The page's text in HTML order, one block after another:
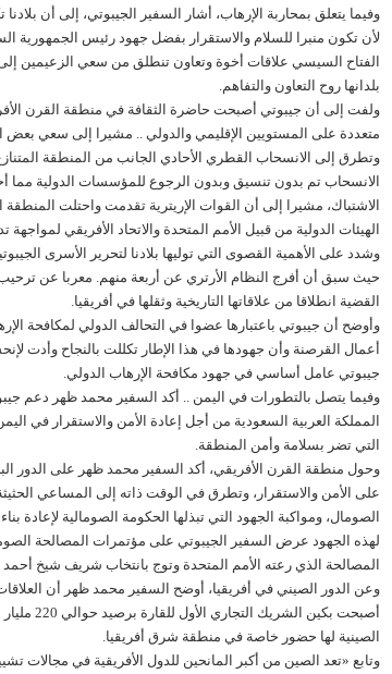
وفيما يتعلق بمحاربة الإرهاب، أشار السفير الجيبوتي، إلى أن
لأن تكون منبرا للسلام والاستقرار بفضل جهود رئيس الجمهورية
الفتاح السيسي علاقات أخوة وتعاون تنطلق من سعي الزعيمين إلى
بلدانها روح التعاون والتفاهم.
ولفت إلى أن جيبوتي أصبحت حاضرة الثقافة في منطقة القرن
متعددة على المستويين الإقليمي والدولي .. مشيرا إلى سعي بعض
وتطرق إلى الانسحاب القطري الأحادي الجانب من المنطقة المتنازع
الانسحاب تم بدون تنسيق وبدون الرجوع للمؤسسات الدولية مما
الاشتباك، مشيرا إلى أن القوات الإريترية تقدمت واحتلت
الهيئات الدولية من قبيل الأمم المتحدة والاتحاد الأفريقي لمواجهة
حيث سبق أن أفرج النظام الأرتري عن أربعة منهم. معربا عن
القضية انطلاقا من علاقاتها التاريخية وثقلها في أفريقيا.
وأوضح أن جيبوتي باعتبارها عضوا في التحالف الدولي لمكافحة
أعمال القرصنة وأن جهودها في هذا الإطار تكللت بالنجاح وأدت
جيبوتي عامل أساسي في جهود مكافحة الإرهاب الدولي.
وفيما يتصل بالتطورات في اليمن .. أكد السفير محمد ظهر دعم
المملكة العربية السعودية من أجل إعادة الأمن والاستقرار في
التي تضر بسلامة وأمن المنطقة.
وحول منطقة القرن الأفريقي، أكد السفير محمد ظهر على الدور
على الأمن والاستقرار، وتطرق في الوقت ذاته إلى المساعي
الصومال، ومواكبة الجهود التي تبذلها الحكومة الصومالية
لهذه الجهود عرض السفير الجيبوتي على مؤتمرات المصالحة
المصالحة الذي رعته الأمم المتحدة وتوج بانتخاب شريف شيخ أحمد رئيسا
وعن الدور الصيني في أفريقيا، أوضح السفير محمد ظهر أن
أصبحت
الصينية لها حضور خاصة في منطقة شرق أفريقيا.
وتابع «تعد الصين من أكبر المانحين للدول الأفريقية في مجالات